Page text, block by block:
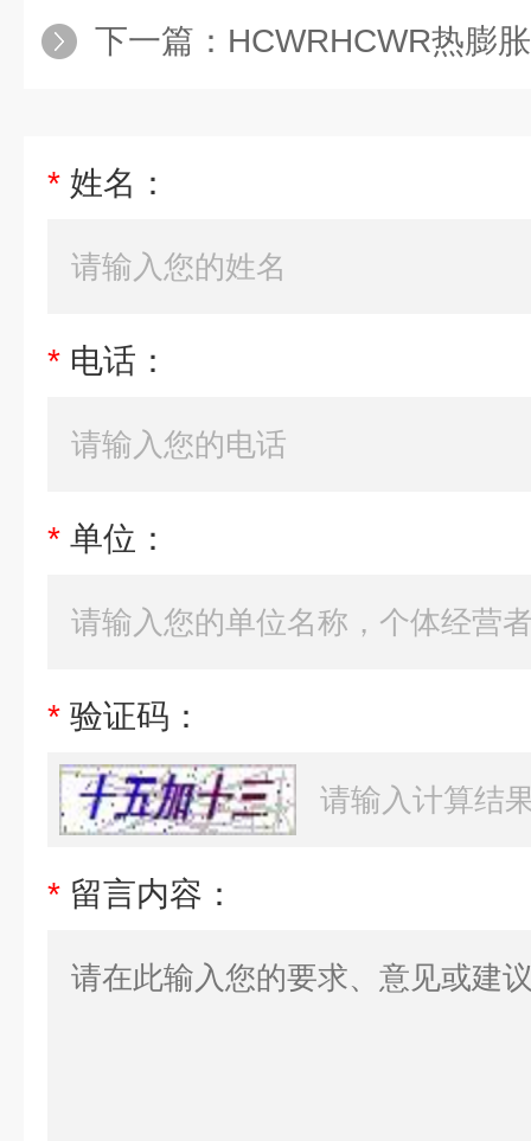
下一篇： HCWRHCWR热膨
* 姓名：
* 电话：
* 单位：
* 验证码：
* 留言内容：